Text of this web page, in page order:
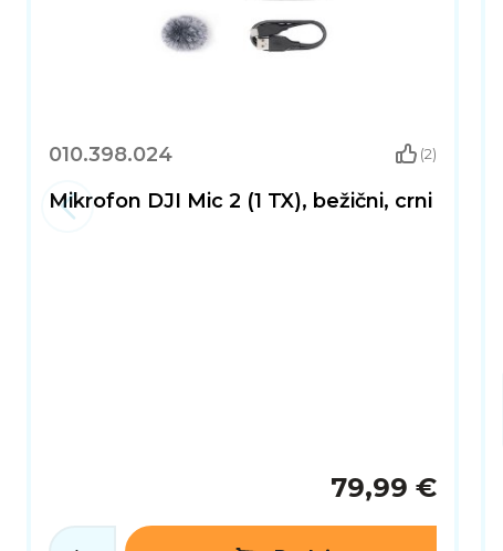
010.398.024 (2)
Mikrofon DJI Mic 2 (1 TX), bežični, crni
79,99 €